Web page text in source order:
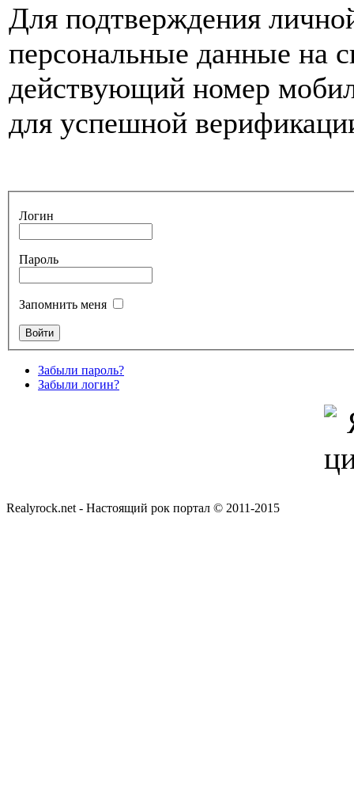
Для подтверждения
персональные данные на
действующий номер
для успешной
Логин
Пароль
Запомнить меня
Забыли пароль?
Забыли логин?
Realyrock.net - Настоящий рок портал © 2011-2015